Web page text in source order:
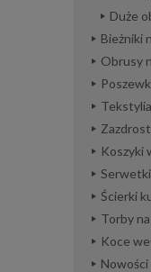
Duże
Bieżniki
Obrusy
Koszyki
Ścierki
Torby
Koce
Nowości